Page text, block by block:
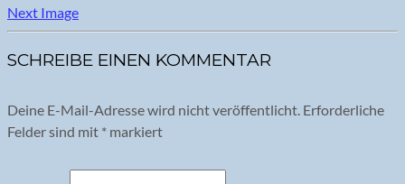
Next Image
SCHREIBE EINEN KOMMENTAR
Deine E-Mail-Adresse wird nicht veröffentlicht. Erforderliche
Felder sind mit * markiert